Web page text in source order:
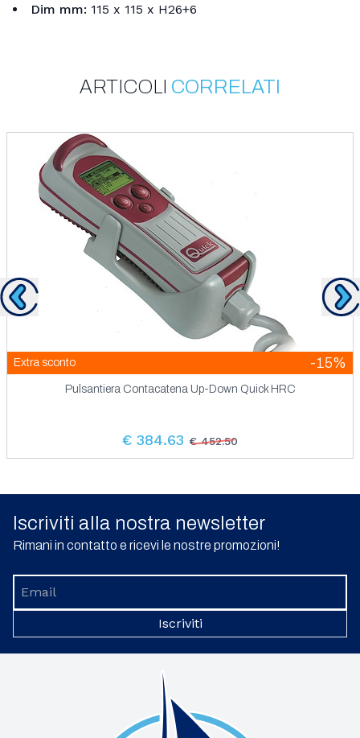
Dim mm: 115 x 115 x H26+6
Mpn:
1215514
Categorie:
Accessori E Ricambi Per Verricelli Quick
ARTICOLI CORRELATI
Extra sconto -15%
Pulsantiera Contacatena Up-Down Quick HRC
€ 384.63 € 452.50
Iscriviti alla nostra newsletter
Rimani in contatto e ricevi le nostre promozioni!
Iscriviti